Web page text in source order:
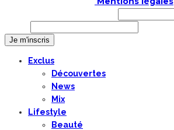
Exclus
Découvertes
News
Mix
Lifestyle
Beauté